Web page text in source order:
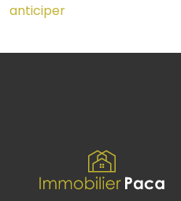
anticiper